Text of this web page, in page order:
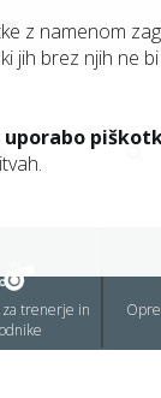
trenerje in
z namenom
jih brez njih ne